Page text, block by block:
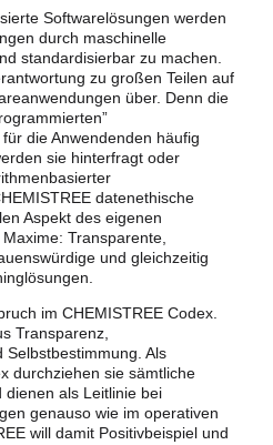
Softwarelösungen werden
durch maschinelle
standardisierbar zu machen.
zu großen Teilen auf
über. Denn die
die Anwendenden häufig
sie hinterfragt oder
datenethische
Aspekt des eigenen
Transparente,
und gleichzeitig
im CHEMISTREE Codex.
Transparenz,
Selbstbestimmung. Als
durchziehen sie sämtliche
als Leitlinie bei
genauso wie im operativen
will damit Positivbeispiel und